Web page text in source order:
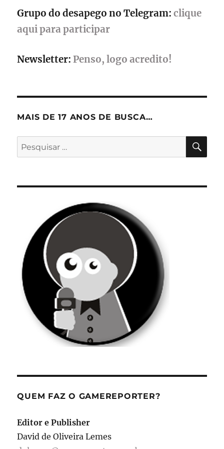
Grupo do desapego no Telegram: clique
aqui para participar
Newsletter: Penso, logo acredito!
MAIS DE 17 ANOS DE BUSCA…
Pesquisar
por:
QUEM FAZ O GAMEREPORTER?
Editor e Publisher
David de Oliveira Lemes